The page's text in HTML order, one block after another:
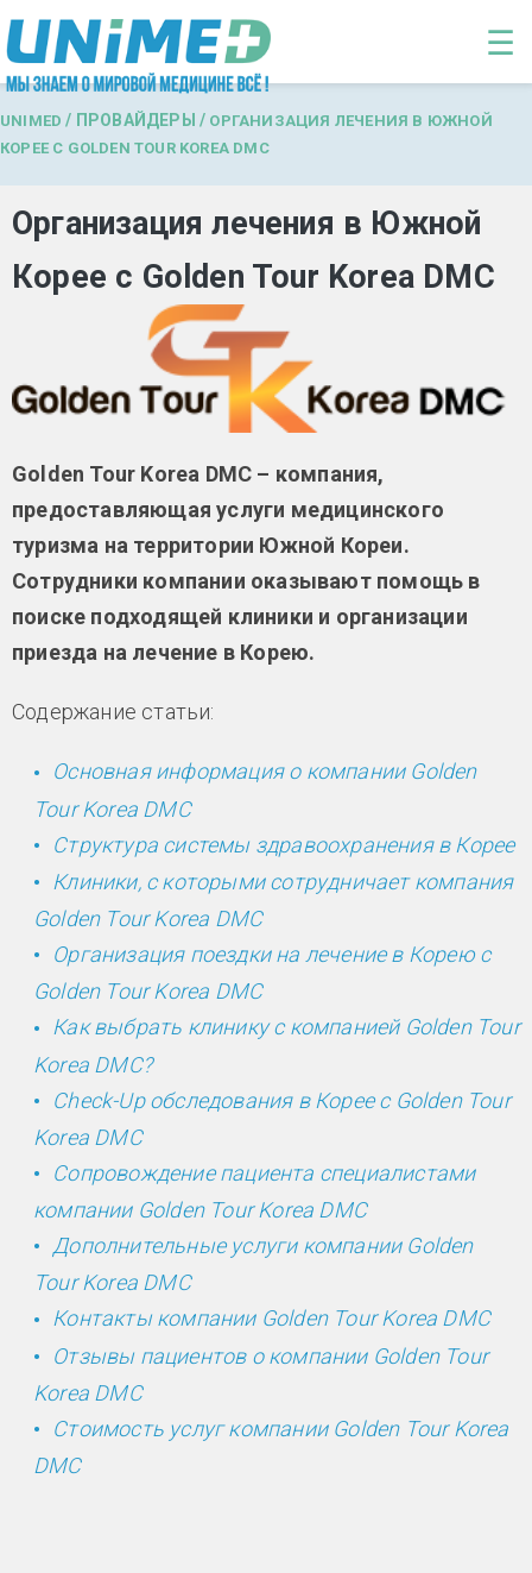
Перейти к основному содержанию
☰
UNIMED / ПРОВАЙДЕРЫ / ОРГАНИЗАЦИЯ ЛЕЧЕНИЯ В ЮЖНОЙ
КОРЕЕ С GOLDEN TOUR KOREA DMC
Организация лечения в Южной
Корее с Golden Tour Korea DMC
Golden Tour Korea DMC – компания,
предоставляющая услуги медицинского
туризма на территории Южной Кореи.
Сотрудники компании оказывают помощь в
поиске подходящей клиники и организации
приезда на лечение в Корею.
Содержание статьи:
Основная информация о компании Golden
Tour Korea DMC
Структура системы здравоохранения в Корее
Клиники, с которыми сотрудничает компания
Golden Tour Korea DMC
Организация поездки на лечение в Корею с
Golden Tour Korea DMC
Как выбрать клинику с компанией Golden Tour
Korea DMC?
Check-Up обследования в Корее с Golden Tour
Korea DMC
Сопровождение пациента специалистами
компании Golden Tour Korea DMC
Дополнительные услуги компании Golden
Tour Korea DMC
Контакты компании Golden Tour Korea DMC
Отзывы пациентов о компании Golden Tour
Korea DMC
Стоимость услуг компании Golden Tour Korea
DMC